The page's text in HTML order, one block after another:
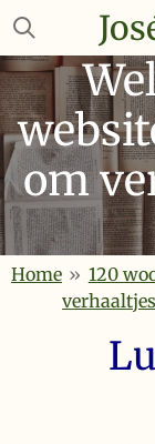
Ga
naar
de
hoofdinhoud
om
Home » 120
verhaaltjes